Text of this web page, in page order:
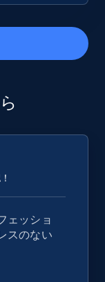
始める
from
ェッショ
スのない